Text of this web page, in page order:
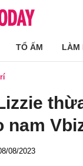
TỔ ẤM LÀM
nam
08/2023